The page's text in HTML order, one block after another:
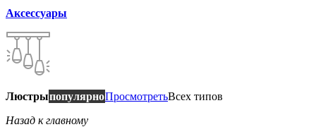
Аксессуары
ЛюстрыпопулярноПросмотретьВсех типов
Назад к главному